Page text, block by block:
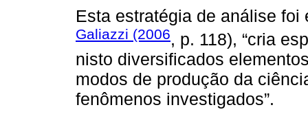
Esta estratégia de análise
Galiazzi (2006, p. 118), “cria
nisto diversificados
modos de produção da
fenômenos investigados”.